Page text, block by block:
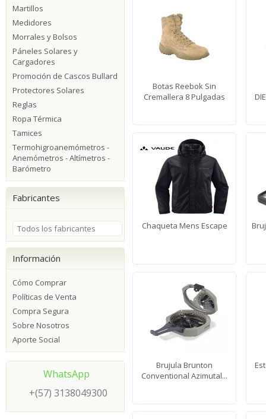
Botas Reebok Sin
Cremallera 8 Pulgadas
Chaqueta Mens Escape
Brujula Brunton
Conventional Azimutal...
Martillos
Medidores
Morrales y Bolsos
Páneles Solares y
Cargadores
Promoción de Cascos Bullard
Protectores Solares
Reglas
Ropa Térmica
Tamices
Termohigroanemómetros -
Anemómetros - Altímetros -
Barómetro
Fabricantes
Todos los fabricantes
Información
Cómo Comprar
Políticas de Venta
Compra Segura
Sobre Nosotros
Aporte Social
WhatsApp
+(57) 3138049300